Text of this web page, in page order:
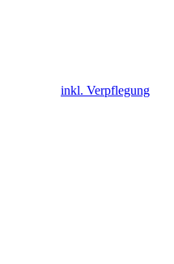
inkl. Verpflegung